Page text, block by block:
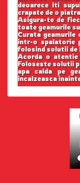
deoarece iti
crapate de o
Asigura-te de
toate geamurile
Curata
intr-o spalatorie
folosind solutii de
Acorda o atentie
Foloseste solutii
apa calda pe
incalzeasca